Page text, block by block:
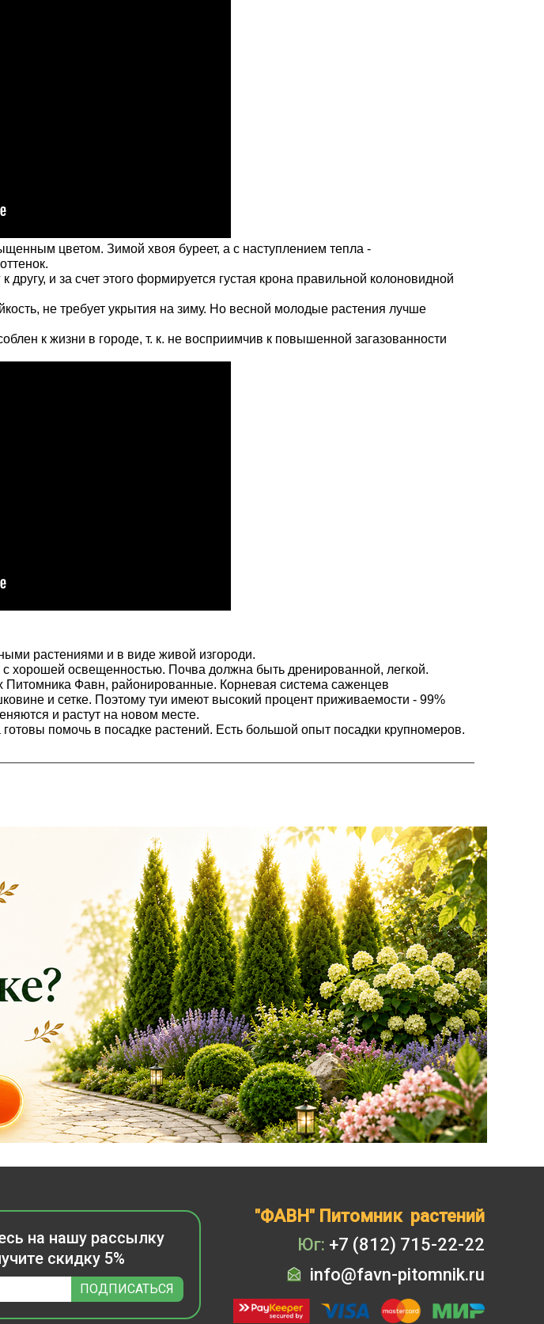
цветом. Зимой хвоя буреет, а с наступлением тепла -
другу, и за счет этого формируется густая крона правильной колоновидной
не требует укрытия на зиму. Но весной молодые растения лучше
к жизни в городе, т. к. не восприимчив к повышенной загазованности
растениями и в виде живой изгороди.
хорошей освещенностью. Почва должна быть дренированной, легкой.
Фавн, районированные. Корневая система саженцев
и сетке. Поэтому туи имеют высокий процент приживаемости - 99%
и растут на новом месте.
помочь в посадке растений. Есть большой опыт посадки крупномеров.
на нашу рассылку
скидку 5%
"ФАВН" Питомник растений
Юг: +7 (812) 715-22-22
info@favn-pitomnik.ru